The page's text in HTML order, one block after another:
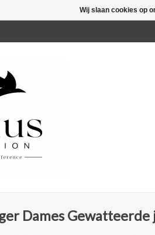
Dames Gewatteerde
Wij slaan cookies op